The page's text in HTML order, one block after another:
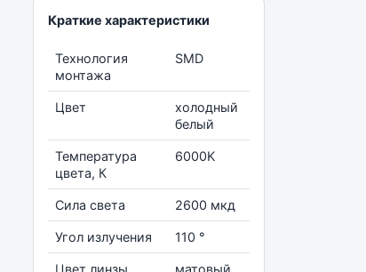
Краткие характеристики
Технология
монтажа
SMD
Цвет
холодный
белый
Температура
цвета, К
6000K
Сила света 2600 мкд
Угол излучения 110 °
Цвет линзы
матовый